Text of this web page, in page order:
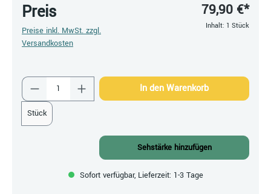
Preis
Preise inkl. MwSt. zzgl.
Versandkosten
79,90 €*
Inhalt: 1 Stück
Produkt Anzahl: Gib den gewünschten Wert
Stück
In den Warenkorb
Sehstärke hinzufügen
Sofort verfügbar, Lieferzeit: 1-3 Tage